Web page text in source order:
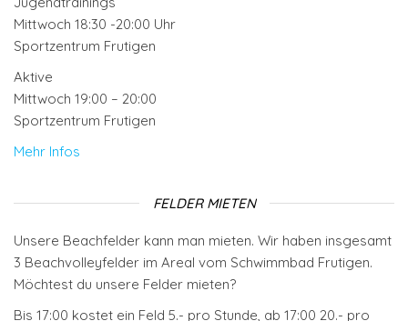
Mittwoch 18:30 -20:00 Uhr
Sportzentrum Frutigen
Aktive
Mittwoch 19:00 – 20:00
Sportzentrum Frutigen
Mehr Infos
FELDER MIETEN
Unsere Beachfelder kann man mieten. Wir haben insgesamt
3 Beachvolleyfelder im Areal vom Schwimmbad Frutigen.
Möchtest du unsere Felder mieten?
Bis 17:00 kostet ein Feld 5.- pro Stunde, ab 17:00 20.- pro